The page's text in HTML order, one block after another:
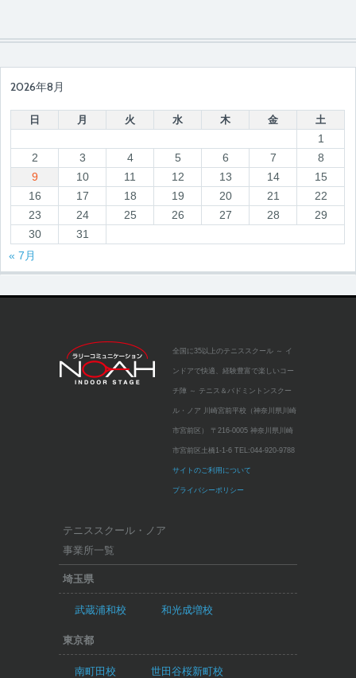
2026年8月
日 月 火 水 木 金 土
1
2
3 4 5 6 7
8
9
10 11 12 13 14
15
16
17 18 19 20 21
22
23
24 25 26 27 28
29
30
31
« 7月
全国に35以上のテニススクール ～ イ
ンドアで快適、経験豊富で楽しいコー
チ陣 ～ テニス＆バドミントンスクー
ル・ノア 川崎宮前平校（神奈川県川崎
市宮前区） 〒216-0005 神奈川県川崎
市宮前区土橋1-1-6 TEL:044-920-9788
サイトのご利用について
プライバシーポリシー
テニススクール・ノア
事業所一覧
埼玉県
武蔵浦和校 和光成増校
東京都
南町田校 世田谷桜新町校